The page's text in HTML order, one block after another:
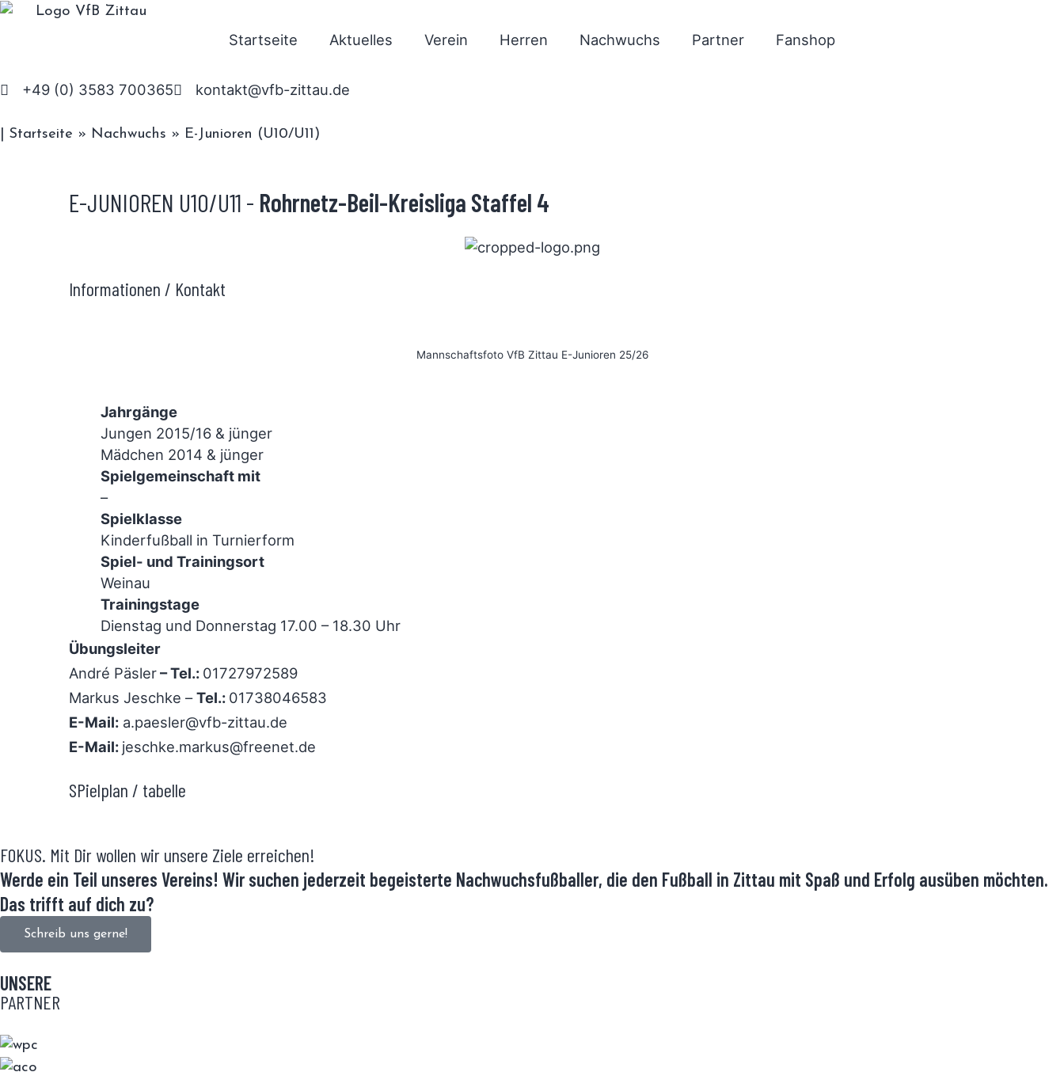
Startseite Aktuelles Verein Herren Nachwuchs Partner Fanshop
+49 (0) 3583 700365 kontakt@vfb-zittau.de
Startseite » Nachwuchs » E-Junioren (U10/U11)
E-JUNIOREN U10/U11 - Rohrnetz-Beil-Kreisliga Staffel 4
Informationen / Kontakt
Mannschaftsfoto VfB Zittau E-Junioren 25/26
Jahrgänge
Jungen 2015/16 & jünger
Mädchen 2014 & jünger
Spielgemeinschaft mit
–
Spielklasse
Kinderfußball in Turnierform
Spiel- und Trainingsort
Weinau
Trainingstage
Dienstag und Donnerstag 17.00 – 18.30 Uhr
Übungsleiter
André Päsler– Tel.: 01727972589
Markus Jeschke –Tel.: 01738046583
E-Mail: a.paesler@vfb-zittau.de
E-Mail: jeschke.markus@freenet.de
SPielplan / tabelle
FOKUS. Mit Dir wollen wir unsere Ziele erreichen!
Werde ein Teil unseres Vereins! Wir suchen jederzeit begeisterte Nachwuchsfußballer, die den Fußball in Zittau mit Spaß und Erfolg ausüben möchten.
Das trifft auf dich zu?
Schreib uns gerne!
UNSERE
PARTNER